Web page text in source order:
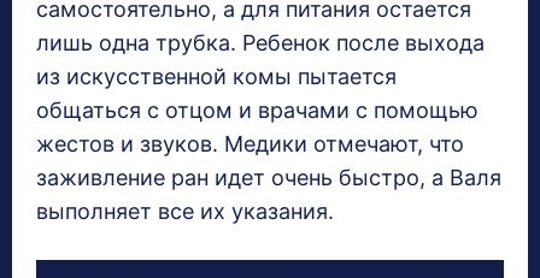
самостоятельно, а для питания остается
лишь одна трубка. Ребенок после выхода
из искусственной комы пытается
общаться с отцом и врачами с помощью
жестов и звуков. Медики отмечают, что
заживление ран идет очень быстро, а Валя
выполняет все их указания.